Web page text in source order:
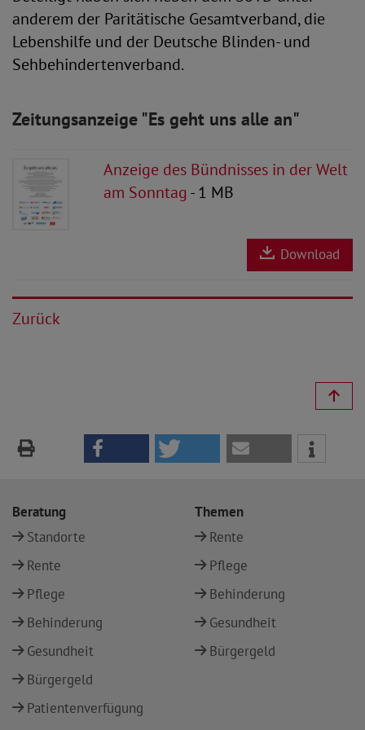
anderem der Paritätische Gesamtverband, die
Lebenshilfe und der Deutsche Blinden- und
Sehbehindertenverband.
Zeitungsanzeige "Es geht uns alle an"
Anzeige des Bündnisses in der Welt
am Sonntag- 1 MB
Download
Zurück
Beratung
Standorte
Rente
Pflege
Behinderung
Gesundheit
Bürgergeld
Patientenverfügung
Themen
Rente
Pflege
Behinderung
Gesundheit
Bürgergeld